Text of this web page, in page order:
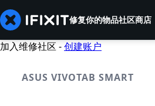
修复你的物品社区商店
加入维修社区 -创建账户
ASUS VIVOTAB SMART